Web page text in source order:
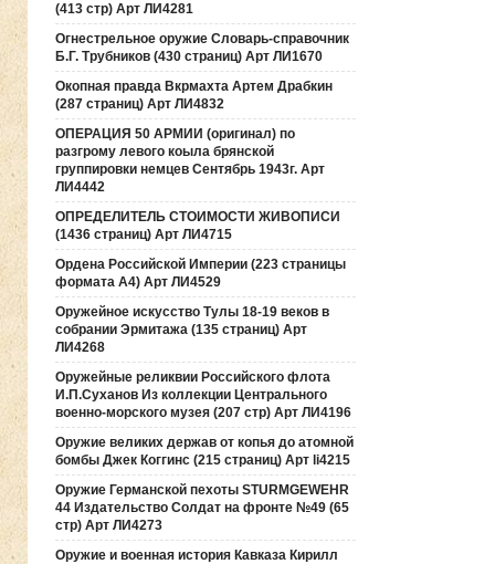
(413 стр) Арт ЛИ4281
Огнестрельное оружие Словарь-справочник
Б.Г. Трубников (430 страниц) Арт ЛИ1670
Окопная правда Вкрмахта Артем Драбкин
(287 страниц) Арт ЛИ4832
ОПЕРАЦИЯ 50 АРМИИ (оригинал) по
разгрому левого коыла брянской
группировки немцев Сентябрь 1943г. Арт
ЛИ4442
ОПРЕДЕЛИТЕЛЬ СТОИМОСТИ ЖИВОПИСИ
(1436 страниц) Арт ЛИ4715
Ордена Российской Империи (223 страницы
формата А4) Арт ЛИ4529
Оружейное искусство Тулы 18-19 веков в
собрании Эрмитажа (135 страниц) Арт
ЛИ4268
Оружейные реликвии Российского флота
И.П.Суханов Из коллекции Центрального
военно-морского музея (207 стр) Арт ЛИ4196
Оружие великих держав от копья до атомной
бомбы Джек Коггинс (215 страниц) Арт li4215
Оружие Германской пехоты STURMGEWEHR
44 Издательство Солдат на фронте №49 (65
стр) Арт ЛИ4273
Оружие и военная история Кавказа Кирилл